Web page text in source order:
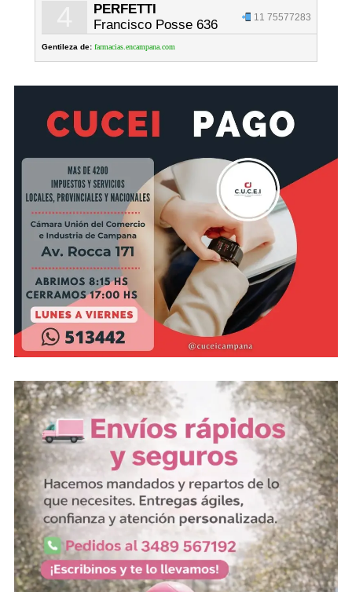
PERFETTI
Francisco Posse 636
11 75577283
Gentileza de: farmacias.encampana.com